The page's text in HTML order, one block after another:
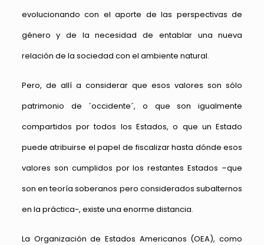
evolucionando con el aporte de las perspectivas de
género y de la necesidad de entablar una nueva
relación de la sociedad con el ambiente natural.
Pero, de allí a considerar que esos valores son sólo
patrimonio de ´occidente´, o que son igualmente
compartidos por todos los Estados, o que un Estado
puede atribuirse el papel de fiscalizar hasta dónde esos
valores son cumplidos por los restantes Estados –que
son en teoría soberanos pero considerados subalternos
en la práctica-, existe una enorme distancia.
La Organización de Estados Americanos (OEA), como